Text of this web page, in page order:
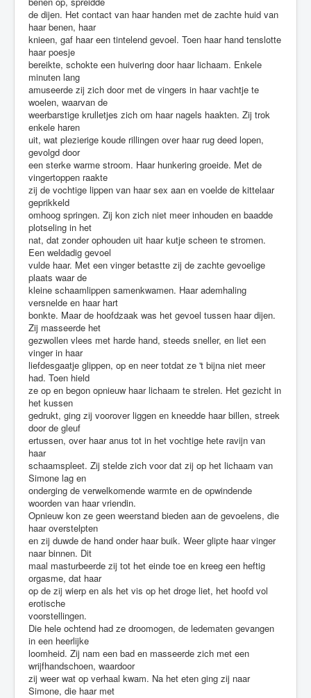
de dijen. Het contact van haar handen met de zachte huid van
haar benen, haar
knieen, gaf haar een tintelend gevoel. Toen haar hand tenslotte
haar poesje
bereikte, schokte een huivering door haar lichaam. Enkele
minuten lang
amuseerde zij zich door met de vingers in haar vachtje te
woelen, waarvan de
weerbarstige krulletjes zich om haar nagels haakten. Zij trok
enkele haren
uit, wat plezierige koude rillingen over haar rug deed lopen,
gevolgd door
een sterke warme stroom. Haar hunkering groeide. Met de
vingertoppen raakte
zij de vochtige lippen van haar sex aan en voelde de kittelaar
geprikkeld
omhoog springen. Zij kon zich niet meer inhouden en baadde
plotseling in het
nat, dat zonder ophouden uit haar kutje scheen te stromen.
Een weldadig gevoel
vulde haar. Met een vinger betastte zij de zachte gevoelige
plaats waar de
kleine schaamlippen samenkwamen. Haar ademhaling
versnelde en haar hart
bonkte. Maar de hoofdzaak was het gevoel tussen haar dijen.
Zij masseerde het
gezwollen vlees met harde hand, steeds sneller, en liet een
vinger in haar
liefdesgaatje glippen, op en neer totdat ze 't bijna niet meer
had. Toen hield
ze op en begon opnieuw haar lichaam te strelen. Het gezicht in
het kussen
gedrukt, ging zij voorover liggen en kneedde haar billen, streek
door de gleuf
ertussen, over haar anus tot in het vochtige hete ravijn van
haar
schaamspleet. Zij stelde zich voor dat zij op het lichaam van
Simone lag en
onderging de verwelkomende warmte en de opwindende
woorden van haar vriendin.
Opnieuw kon ze geen weerstand bieden aan de gevoelens, die
haar overstelpten
en zij duwde de hand onder haar buik. Weer glipte haar vinger
naar binnen. Dit
maal masturbeerde zij tot het einde toe en kreeg een heftig
orgasme, dat haar
op de zij wierp en als het vis op het droge liet, het hoofd vol
erotische
voorstellingen.
Die hele ochtend had ze droomogen, de ledematen gevangen
in een heerlijke
loomheid. Zij nam een bad en masseerde zich met een
wrijfhandschoen, waardoor
zij weer wat op verhaal kwam. Na het eten ging zij naar
Simone, die haar met